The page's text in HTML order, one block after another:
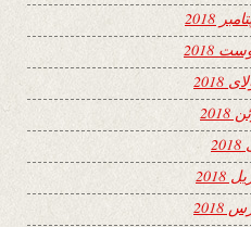
2018
2018
2018
2018
2018